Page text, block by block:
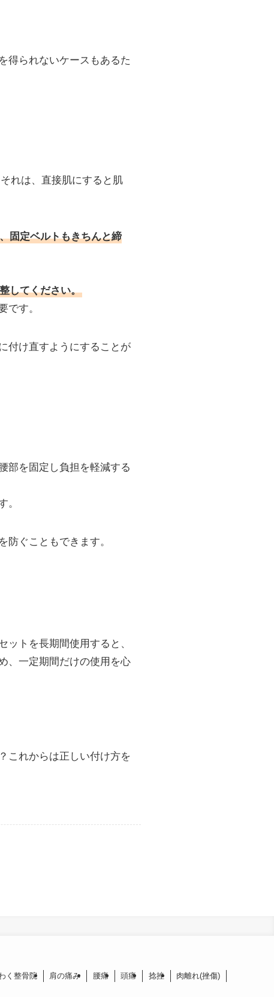
得られないケースもあるた
れは、直接肌にすると肌
固定ベルトもきちんと締
してください。
です。
付け直すようにすることが
部を固定し負担を軽減する
。
ぐこともできます。
ットを長期間使用すると、
、一定期間だけの使用を心
これからは正しい付け方を
く整骨院 肩の痛み 腰痛 頭痛 捻挫
肉離れ(挫傷)